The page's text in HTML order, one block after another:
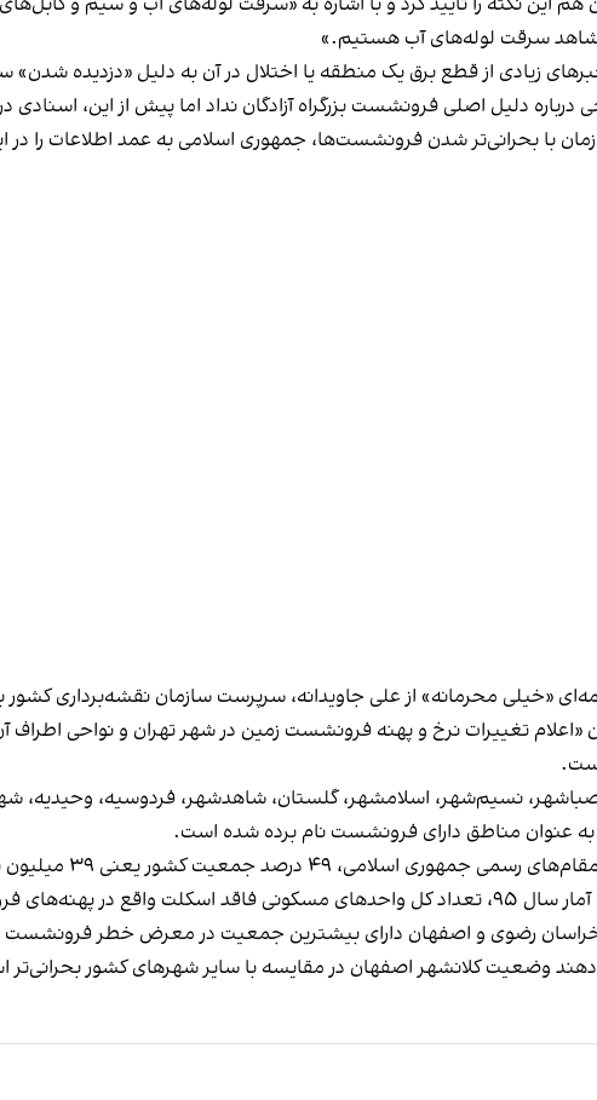
سرقت لوله‌های آب هستیم.»
زیادی از قطع برق یک منطقه یا اختلال در آن به دلیل «دزدیده
درباره دلیل اصلی فرونشست بزرگراه آزادگان نداد اما پیش از این،
با بحرانی‌تر شدن فرونشست‌ها، جمهوری اسلامی به عمد اطلاعات را در
«خیلی محرمانه» از علی جاویدانه، سرپرست سازمان نقشه‌برداری
صباشهر، نسیم‌شهر، اسلامشهر، گلستان، شاهدشهر، فردوسیه، وحیدیه،
به عنوان مناطق دارای فرونشست نام برده شده است.
جمعیت کشور یعنی ۳۹ میلیون نفر از مردم ایران در معرض خطر ناشی از فرونشست زمین هستند.
میلیون و ۲۴۰ هزار واحد برآورد شده است.
خراسان رضوی و اصفهان دارای بیشترین جمعیت در معرض خطر
وضعیت کلانشهر اصفهان در مقایسه با سایر شهر‌های کشور